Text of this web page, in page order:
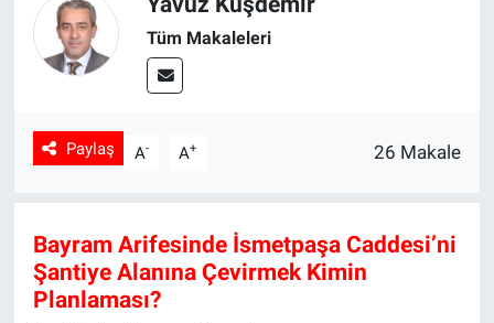
Tüm Makaleleri
Paylaş A- A+ 26 Makale
Bayram Arifesinde İsmetpaşa Caddesi’ni
Şantiye Alanına Çevirmek Kimin
Planlaması?
Gündem
İlanlar
Köşe Yazarları
Manşet
Resmi İlanlar
Son Dakika Haberleri
Haber Arşivi